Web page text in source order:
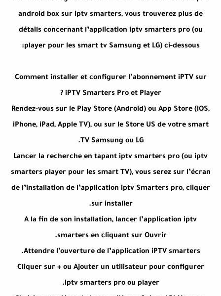
android box sur iptv smarters, vous trouverez plus de
détails concernant l’application iptv smarters pro (ou
player pour les smart tv Samsung et LG) ci-dessous:
Comment installer et configurer l’abonnement iPTV sur
iPTV Smarters Pro et Player ?
Rendez-vous sur le Play Store (Android) ou App Store (iOS,
iPhone, iPad, Apple TV), ou sur le Store US de votre smart
TV Samsung ou LG.
Lancer la recherche en tapant iptv smarters pro (ou iptv
smarters player pour les smart TV), vous serez sur l’écran
de l’installation de l’application iptv Smarters pro, cliquer
sur installer.
A la fin de son installation, lancer l’application iptv
smarters en cliquant sur Ouvrir.
Attendre l’ouverture de l’application iPTV smarters.
Cliquer sur + ou Ajouter un utilisateur pour configurer
iptv smarters pro ou player.